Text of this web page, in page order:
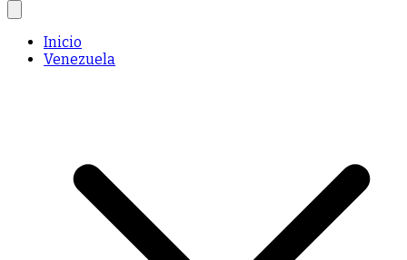
Inicio
Venezuela